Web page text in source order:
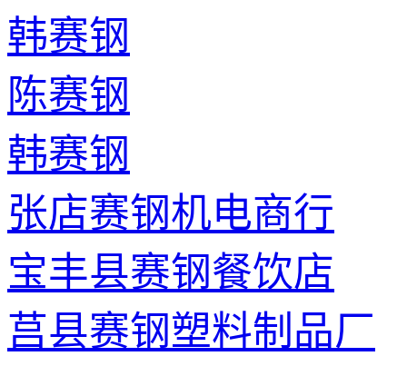
韩赛钢
陈赛钢
韩赛钢
张店赛钢机电商行
宝丰县赛钢餐饮店
莒县赛钢塑料制品厂